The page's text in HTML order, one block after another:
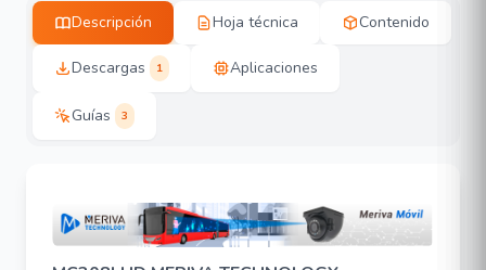
Descripción Hoja técnica Contenido
Descargas 1 Aplicaciones
Guías 3